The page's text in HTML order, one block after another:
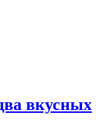
вкусных